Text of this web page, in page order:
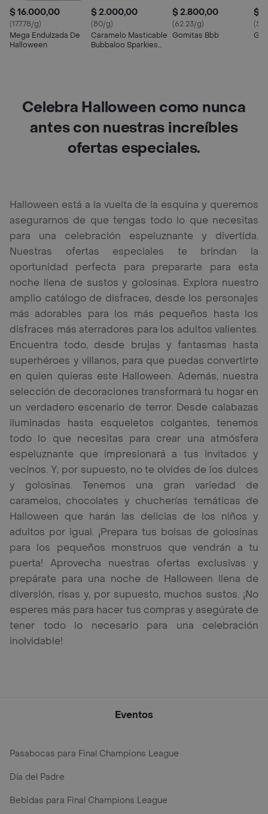
$ 16.000,00
(177.78/g)
Mega Endulzada De
Halloween
$ 2.000,00
(80/g)
Caramelo Masticable
Bubbaloo Sparkies
$ 2.800,00
(62.23/g)
Gomitas Bbb
$
Celebra Halloween como nunca
antes con nuestras increíbles
ofertas especiales.
Halloween está a la vuelta de la esquina y queremos
asegurarnos de que tengas todo lo que necesitas
para una celebración espeluznante y divertida.
Nuestras ofertas especiales te brindan la
oportunidad perfecta para prepararte para esta
noche llena de sustos y golosinas. Explora nuestro
amplio catálogo de disfraces, desde los personajes
más adorables para los más pequeños hasta los
disfraces más aterradores para los adultos valientes.
Encuentra todo, desde brujas y fantasmas hasta
superhéroes y villanos, para que puedas convertirte
en quien quieras este Halloween. Además, nuestra
selección de decoraciones transformará tu hogar en
un verdadero escenario de terror. Desde calabazas
iluminadas hasta esqueletos colgantes, tenemos
todo lo que necesitas para crear una atmósfera
espeluznante que impresionará a tus invitados y
vecinos. Y, por supuesto, no te olvides de los dulces
y golosinas. Tenemos una gran variedad de
caramelos, chocolates y chucherías temáticas de
Halloween que harán las delicias de los niños y
adultos por igual. ¡Prepara tus bolsas de golosinas
para los pequeños monstruos que vendrán a tu
puerta! Aprovecha nuestras ofertas exclusivas y
prepárate para una noche de Halloween llena de
diversión, risas y, por supuesto, muchos sustos. ¡No
esperes más para hacer tus compras y asegúrate de
tener todo lo necesario para una celebración
inolvidable!
Eventos
Pasabocas para Final Champions League
Día del Padre
Bebidas para Final Champions League